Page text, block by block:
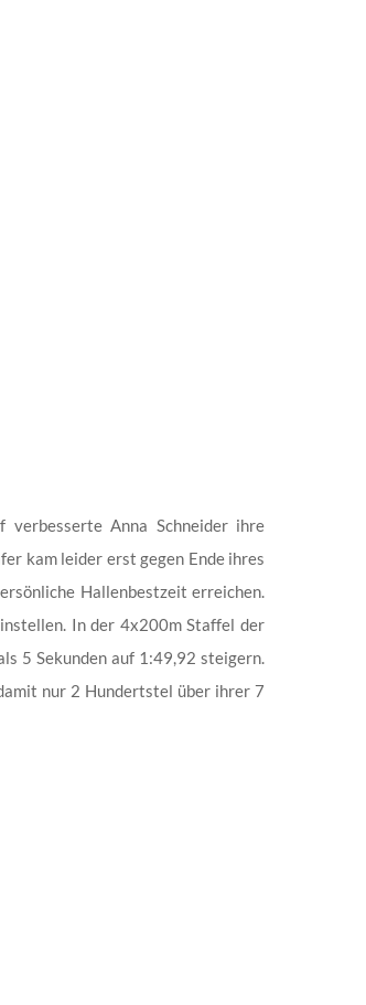
Anna Schneider ihre
kam leider erst gegen Ende ihres
Hallenbestzeit erreichen.
In der 4x200m Staffel der
5 Sekunden auf 1:49,92 steigern.
nur 2 Hundertstel über ihrer 7